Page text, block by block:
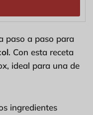
paso a paso para
. Con esta receta
ideal para una de
ingredientes